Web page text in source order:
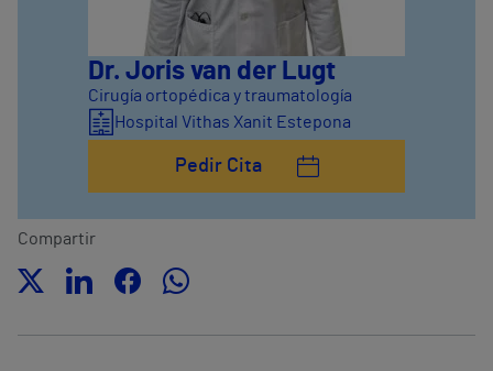
Dr. Joris van der Lugt
Cirugía ortopédica y traumatología
Hospital Vithas Xanit Estepona
Pedir Cita
Compartir